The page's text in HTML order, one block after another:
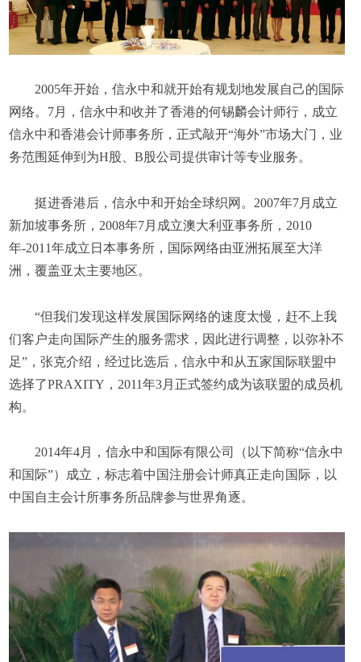
2005年开始，信永中和就开始有规划地发展自己的国际
网络。7月，信永中和收并了香港的何锡麟会计师行，成立
信永中和香港会计师事务所，正式敲开“海外”市场大门，业
务范围延伸到为H股、B股公司提供审计等专业服务。
挺进香港后，信永中和开始全球织网。2007年7月成立
新加坡事务所，2008年7月成立澳大利亚事务所，2010
年-2011年成立日本事务所，国际网络由亚洲拓展至大洋
洲，覆盖亚太主要地区。
“但我们发现这样发展国际网络的速度太慢，赶不上我
们客户走向国际产生的服务需求，因此进行调整，以弥补不
足”，张克介绍，经过比选后，信永中和从五家国际联盟中
选择了PRAXITY，2011年3月正式签约成为该联盟的成员机
构。
2014年4月，信永中和国际有限公司（以下简称“信永中
和国际”）成立，标志着中国注册会计师真正走向国际，以
中国自主会计所事务所品牌参与世界角逐。